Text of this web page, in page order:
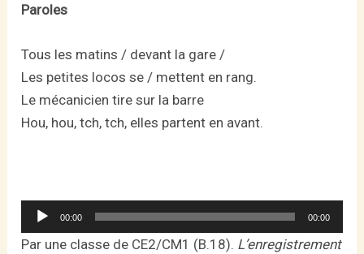
Paroles
Tous les matins / devant la gare /
Les petites locos se / mettent en rang.
Le mécanicien tire sur la barre
Hou, hou, tch, tch, elles partent en avant.
Lecteur
audio
00:00 00:00
Par une classe de CE2/CM1 (B.18). L’enregistrement